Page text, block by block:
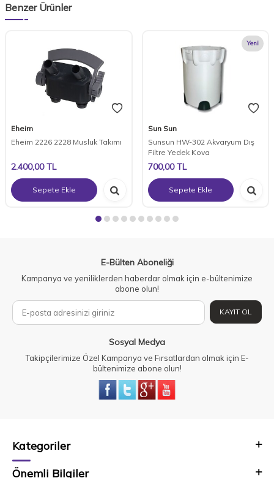
Benzer Ürünler
Eheim
Eheim 2226 2228 Musluk Takımı
2.400,00TL
Sepete Ekle
Yeni
Sun Sun
Sunsun HW-302 Akvaryum Dış
Filtre Yedek Kova
700,00TL
Sepete Ekle
E-Bülten Aboneliği
Kampanya ve yeniliklerden haberdar olmak için e-bültenimize
abone olun!
KAYIT OL
Sosyal Medya
Takipçilerimize Özel Kampanya ve Fırsatlardan olmak için E-
bültenimize abone olun!
Kategoriler
Önemli Bilgiler